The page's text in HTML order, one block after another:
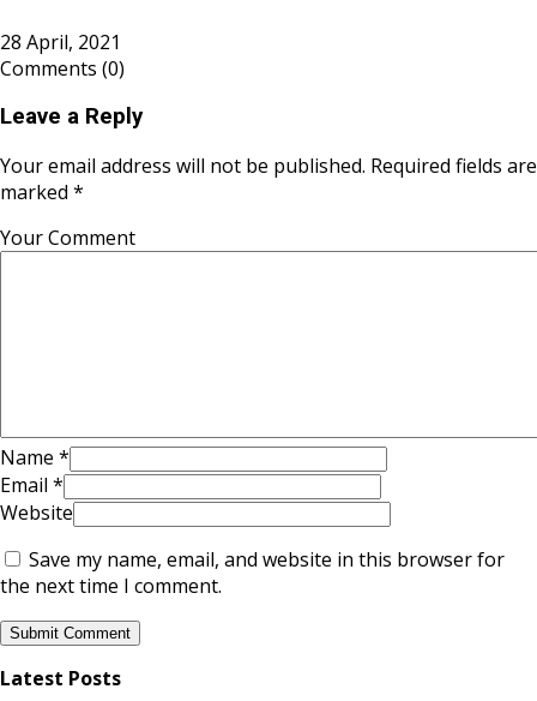
28 April, 2021
Comments (0)
Leave a Reply
Your email address will not be published. Required fields are
marked *
Your Comment
Name *
Email *
Website
Save my name, email, and website in this browser for
the next time I comment.
Latest Posts